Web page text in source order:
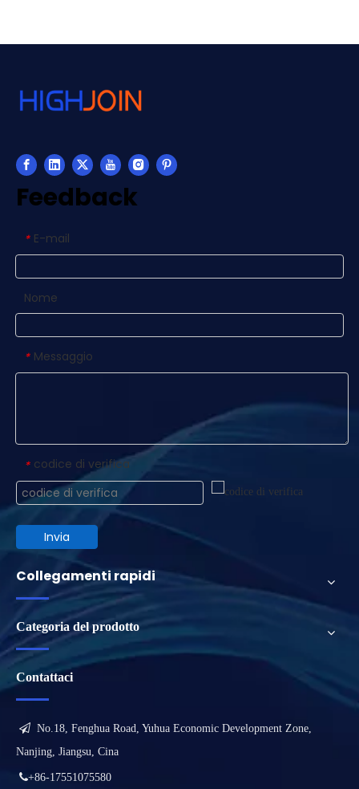
Feedback
* E-mail
Nome
* Messaggio
* codice di verifica
Invia
Collegamenti rapidi
Categoria del prodotto
Contattaci
 No.18, Fenghua Road, Yuhua Economic Development Zone,
Nanjing, Jiangsu, Cina
+86-17551075580